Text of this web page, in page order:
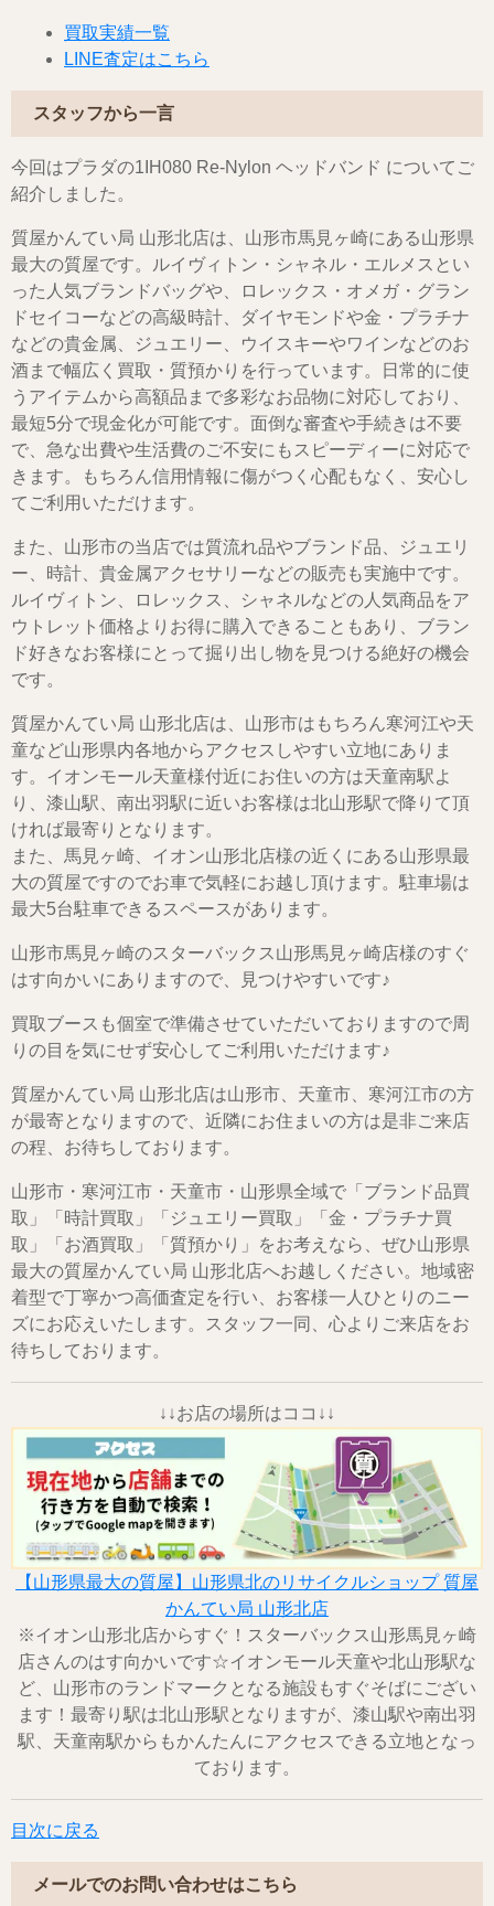
買取実績一覧
LINE査定はこちら
スタッフから一言
今回はプラダの1IH080 Re-Nylon ヘッドバンド についてご
紹介しました。
質屋かんてい局 山形北店は、山形市馬見ヶ崎にある山形県
最大の質屋です。ルイヴィトン・シャネル・エルメスとい
った人気ブランドバッグや、ロレックス・オメガ・グラン
ドセイコーなどの高級時計、ダイヤモンドや金・プラチナ
などの貴金属、ジュエリー、ウイスキーやワインなどのお
酒まで幅広く買取・質預かりを行っています。日常的に使
うアイテムから高額品まで多彩なお品物に対応しており、
最短5分で現金化が可能です。面倒な審査や手続きは不要
で、急な出費や生活費のご不安にもスピーディーに対応で
きます。もちろん信用情報に傷がつく心配もなく、安心し
てご利用いただけます。
また、山形市の当店では質流れ品やブランド品、ジュエリ
ー、時計、貴金属アクセサリーなどの販売も実施中です。
ルイヴィトン、ロレックス、シャネルなどの人気商品をア
ウトレット価格よりお得に購入できることもあり、ブラン
ド好きなお客様にとって掘り出し物を見つける絶好の機会
です。
質屋かんてい局 山形北店は、山形市はもちろん寒河江や天
童など山形県内各地からアクセスしやすい立地にありま
す。イオンモール天童様付近にお住いの方は天童南駅よ
り、漆山駅、南出羽駅に近いお客様は北山形駅で降りて頂
ければ最寄りとなります。
また、馬見ヶ崎、イオン山形北店様の近くにある山形県最
大の質屋ですのでお車で気軽にお越し頂けます。駐車場は
最大5台駐車できるスペースがあります。
山形市馬見ヶ崎のスターバックス山形馬見ヶ崎店様のすぐ
はす向かいにありますので、見つけやすいです♪
買取ブースも個室で準備させていただいておりますので周
りの目を気にせず安心してご利用いただけます♪
質屋かんてい局 山形北店は山形市、天童市、寒河江市の方
が最寄となりますので、近隣にお住まいの方は是非ご来店
の程、お待ちしております。
山形市・寒河江市・天童市・山形県全域で「ブランド品買
取」「時計買取」「ジュエリー買取」「金・プラチナ買
取」「お酒買取」「質預かり」をお考えなら、ぜひ山形県
最大の質屋かんてい局 山形北店へお越しください。地域密
着型で丁寧かつ高価査定を行い、お客様一人ひとりのニー
ズにお応えいたします。スタッフ一同、心よりご来店をお
待ちしております。
↓↓お店の場所はココ↓↓
【山形県最大の質屋】山形県北のリサイクルショップ 質屋
かんてい局 山形北店
※イオン山形北店からすぐ！スターバックス山形馬見ヶ崎
店さんのはす向かいです☆イオンモール天童や北山形駅な
ど、山形市のランドマークとなる施設もすぐそばにござい
ます！最寄り駅は北山形駅となりますが、漆山駅や南出羽
駅、天童南駅からもかんたんにアクセスできる立地となっ
ております。
目次に戻る
メールでのお問い合わせはこちら